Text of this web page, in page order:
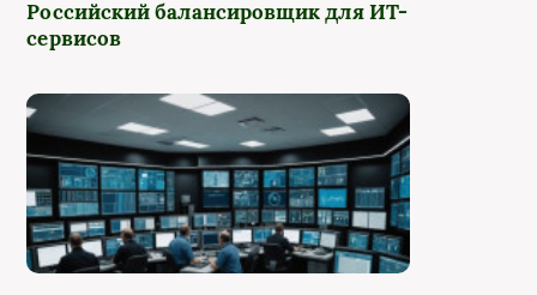
Российский балансировщик для ИТ-
сервисов